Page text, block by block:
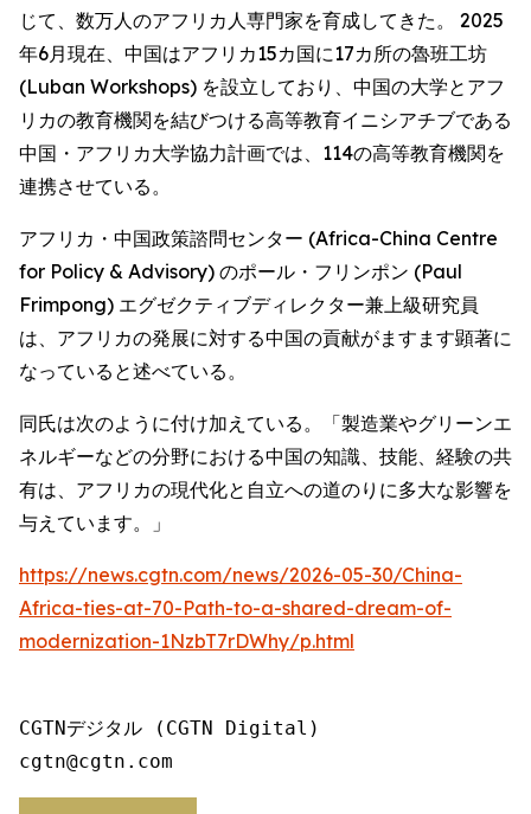
じて、数万人のアフリカ人専門家を育成してきた。 2025
年6月現在、中国はアフリカ15カ国に17カ所の魯班工坊
(Luban Workshops) を設立しており、中国の大学とアフ
リカの教育機関を結びつける高等教育イニシアチブである
中国・アフリカ大学協力計画では、114の高等教育機関を
連携させている。
アフリカ・中国政策諮問センター (Africa-China Centre
for Policy & Advisory) のポール・フリンポン (Paul
Frimpong) エグゼクティブディレクター兼上級研究員
は、アフリカの発展に対する中国の貢献がますます顕著に
なっていると述べている。
同氏は次のように付け加えている。「製造業やグリーンエ
ネルギーなどの分野における中国の知識、技能、経験の共
有は、アフリカの現代化と自立への道のりに多大な影響を
与えています。」
https://news.cgtn.com/news/2026-05-30/China-
Africa-ties-at-70-Path-to-a-shared-dream-of-
modernization-1NzbT7rDWhy/p.html
CGTNデジタル (CGTN Digital)
cgtn@cgtn.com